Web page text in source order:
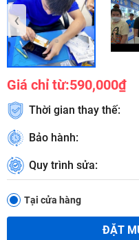
‹
Giá chỉ từ:590,000₫
Thời gian thay thế:
Bảo hành:
Quy trình sửa:
Tại cửa hàng
ĐẶT